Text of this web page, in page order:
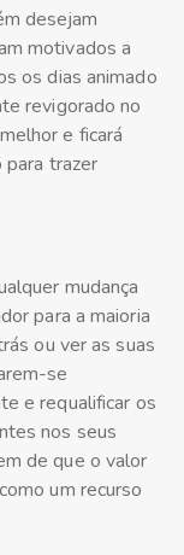
desejam
motivados a
os dias animado
revigorado no
e ficará
trazer
mudança
para a maioria
ou ver as suas
se
e requalificar os
nos seus
de que o valor
um recurso